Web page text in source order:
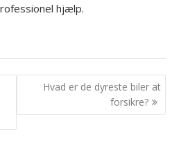
hjælp.
Hvad er de dyreste biler at
forsikre?